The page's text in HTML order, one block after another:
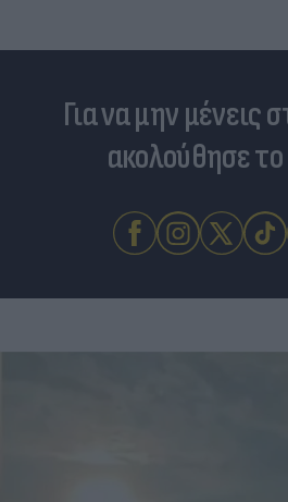
Για να μην μένεις
ακολούθησε